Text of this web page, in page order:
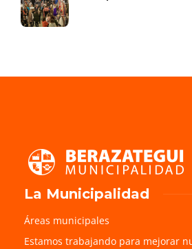
La Municipalidad
Áreas municipales
Estamos trabajando para mejorar